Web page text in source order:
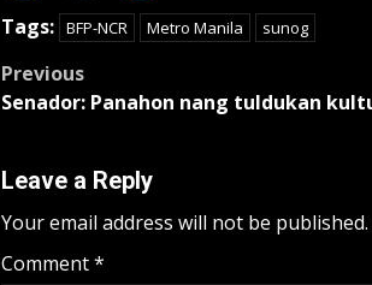
Tags: BFP-NCR Metro Manila sunog
Post
Previous
Senador: Panahon nang tuldukan
Leave a Reply
Your email address will not be published.
Comment*